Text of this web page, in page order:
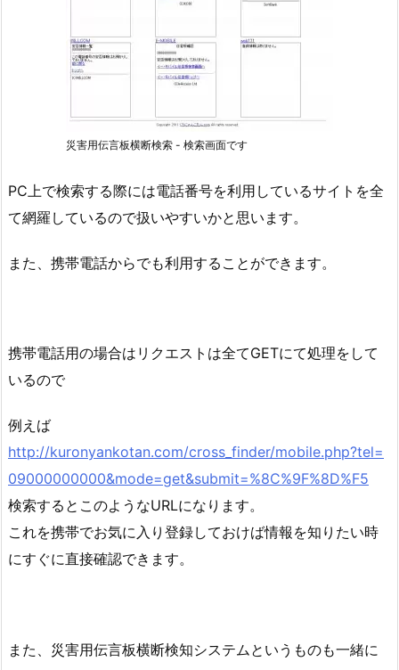
災害用伝言板横断検索 - 検索画面です
PC上で検索する際には電話番号を利用しているサイトを全
て網羅しているので扱いやすいかと思います。
また、携帯電話からでも利用することができます。
携帯電話用の場合はリクエストは全てGETにて処理をして
いるので
例えば
http://kuronyankotan.com/cross_finder/mobile.php?tel=
09000000000&mode=get&submit=%8C%9F%8D%F5
検索するとこのようなURLになります。
これを携帯でお気に入り登録しておけば情報を知りたい時
にすぐに直接確認できます。
また、災害用伝言板横断検知システムというものも一緒に